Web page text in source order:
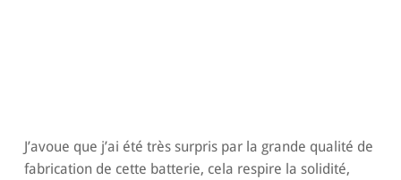
J’avoue que j’ai été très surpris par la grande qualité de
fabrication de cette batterie, cela respire la solidité,